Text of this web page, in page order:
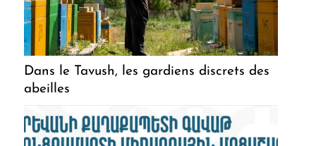
Dans le Tavush, les gardiens discrets des
abeilles